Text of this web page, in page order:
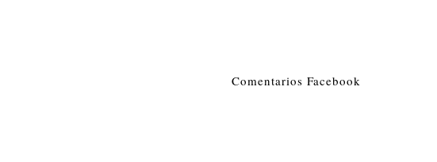
Comentarios Facebook